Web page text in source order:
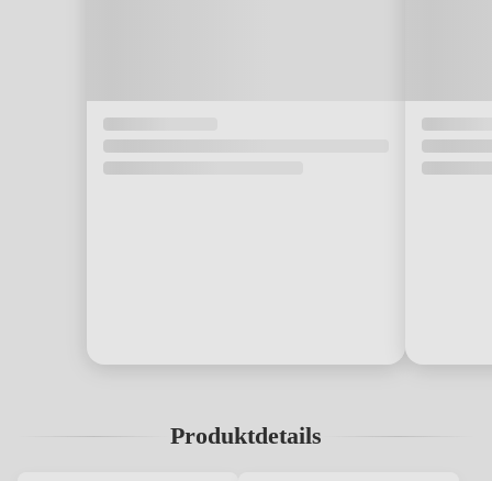
Produktdetails